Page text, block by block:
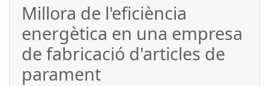
Millora de l'eficiència
energètica en una empresa
de fabricació d'articles de
parament